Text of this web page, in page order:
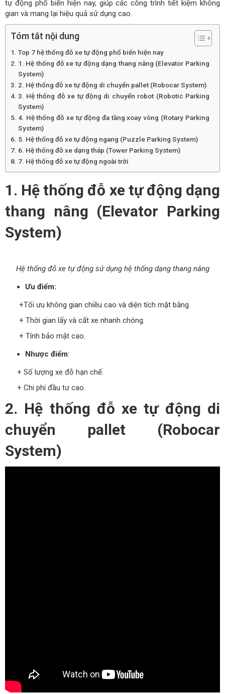
tự động phổ biến hiện nay, giúp các công trình tiết kiệm không
gian và mang lại hiệu quả sử dụng cao.
Tóm tắt nội dung
Top 7 hệ thống đỗ xe tự động phổ biến hiện nay
1. Hệ thống đỗ xe tự động dạng thang nâng (Elevator Parking
System)
2. Hệ thống đỗ xe tự động di chuyển pallet (Robocar System)
3. Hệ thống đỗ xe tự động di chuyển robot (Robotic Parking
System)
4. Hệ thống đỗ xe tự động đa tầng xoay vòng (Rotary Parking
System)
5. Hệ thống đỗ xe tự động ngang (Puzzle Parking System)
6. Hệ thống đỗ xe dạng tháp (Tower Parking System)
7. Hệ thống đỗ xe tự động ngoài trời
1. Hệ thống đỗ xe tự động dạng
thang nâng (Elevator Parking
System)
Hệ thống đỗ xe tự động sử dụng hệ thống dạng thang nâng
Ưu điểm:
+Tối ưu không gian chiều cao và diện tích mặt bằng.
+ Thời gian lấy và cất xe nhanh chóng.
+ Tính bảo mật cao.
Nhược điểm:
+ Số lượng xe đỗ hạn chế.
+ Chi phí đầu tư cao.
2. Hệ thống đỗ xe tự động di
chuyển pallet (Robocar
System)